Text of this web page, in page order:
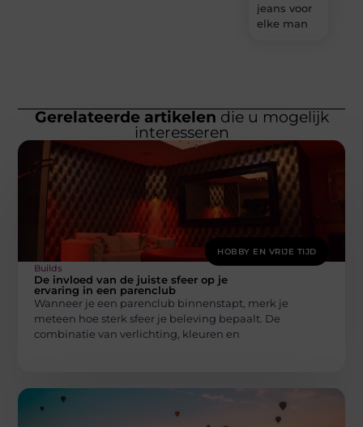
jeans voor
elke man
Gerelateerde artikelen die u mogelijk
interesseren
HOBBY EN VRIJE TIJD
Builds
De invloed van de juiste sfeer op je
ervaring in een parenclub
Wanneer je een parenclub binnenstapt, merk je
meteen hoe sterk sfeer je beleving bepaalt. De
combinatie van verlichting, kleuren en